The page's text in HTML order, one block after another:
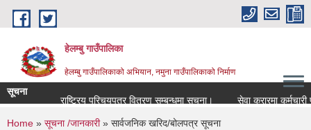
Skip to main content
हेलम्बु गाउँपालिका
हेलम्बु गाउँपालिकाको अभियान, नमुना गाउँपालिकाको निर्माण
सूचना
राष्ट्रिय परिचयपत्र वितरण सम्बन्धमा सूचना।
सेवा करारमा कर्मचारी
Home » सूचना /जानकारी» सार्वजनिक खरिद/बोलपत्र सूचना